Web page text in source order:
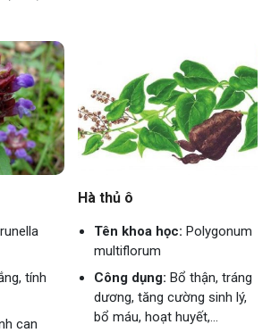
tính
can
Hà thủ ô
Tên khoa học: Polygonum
multiflorum
Công dụng: Bổ thận, tráng
dương, tăng cường sinh lý,
bổ máu, hoạt huyết,...